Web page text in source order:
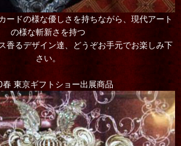
ードの様な優しさを持ちながら、現代アート
の様な斬新さを持つ
香るデザイン達、どうぞお手元でお楽しみ下
さい。
春 東京ギフトショー出展商品